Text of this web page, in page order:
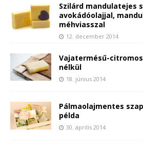
Szilárd mandulatejes
avokádóolajjal,
méhviasszal
12. december 2014
Vajatermésű-
nélkül
18. június 2014
Pálmaolajmentes
példa
30. április 2014